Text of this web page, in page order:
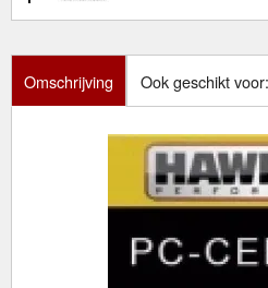
Omschrijving Ook geschikt voor: